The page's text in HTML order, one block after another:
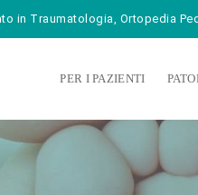
in Traumatologia, Ortopedia
content
PER I PAZIENTI